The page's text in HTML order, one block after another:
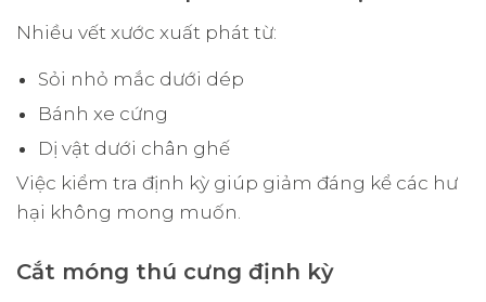
Nhiều vết xước xuất phát từ:
Sỏi nhỏ mắc dưới dép
Bánh xe cứng
Dị vật dưới chân ghế
Việc kiểm tra định kỳ giúp giảm đáng kể các hư
hại không mong muốn.
Cắt móng thú cưng định kỳ